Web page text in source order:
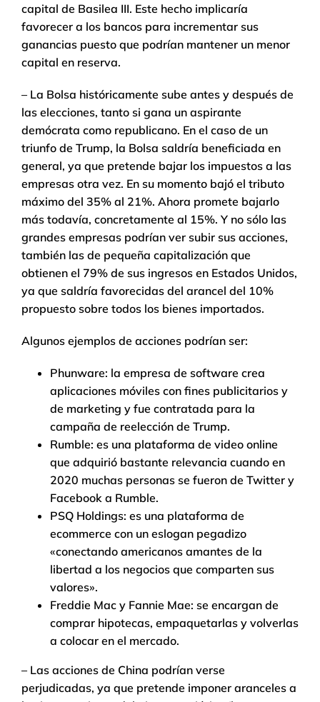
capital de Basilea III. Este hecho implicaría
favorecer a los bancos para incrementar sus
ganancias puesto que podrían mantener un menor
capital en reserva.
– La Bolsa históricamente sube antes y después de
las elecciones, tanto si gana un aspirante
demócrata como republicano. En el caso de un
triunfo de Trump, la Bolsa saldría beneficiada en
general, ya que pretende bajar los impuestos a las
empresas otra vez. En su momento bajó el tributo
máximo del 35% al 21%. Ahora promete bajarlo
más todavía, concretamente al 15%. Y no sólo las
grandes empresas podrían ver subir sus acciones,
también las de pequeña capitalización que
obtienen el 79% de sus ingresos en Estados Unidos,
ya que saldría favorecidas del arancel del 10%
propuesto sobre todos los bienes importados.
Algunos ejemplos de acciones podrían ser:
Phunware: la empresa de software crea
aplicaciones móviles con fines publicitarios y
de marketing y fue contratada para la
campaña de reelección de Trump.
Rumble: es una plataforma de video online
que adquirió bastante relevancia cuando en
2020 muchas personas se fueron de Twitter y
Facebook a Rumble.
PSQ Holdings: es una plataforma de
ecommerce con un eslogan pegadizo
«conectando americanos amantes de la
libertad a los negocios que comparten sus
valores».
Freddie Mac y Fannie Mae: se encargan de
comprar hipotecas, empaquetarlas y volverlas
a colocar en el mercado.
– Las acciones de China podrían verse
perjudicadas, ya que pretende imponer aranceles a